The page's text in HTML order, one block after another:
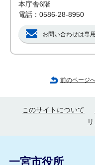
本庁舎6階
電話：0586-28-8950
お問い合わせは専
前のページ
このサイトについて
一宮市役所